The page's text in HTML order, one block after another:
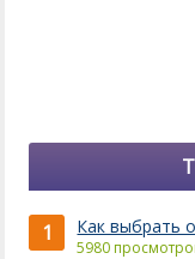
1 Как выбрать
5980